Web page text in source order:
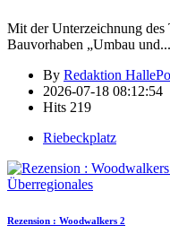
Mit der Unterzeichnung des
Bauvorhaben „Umbau und...
By Redaktion
2026-07-18 08:12:54
Hits 219
Riebeckplatz
Überregionales
Rezension : Woodwalkers 2